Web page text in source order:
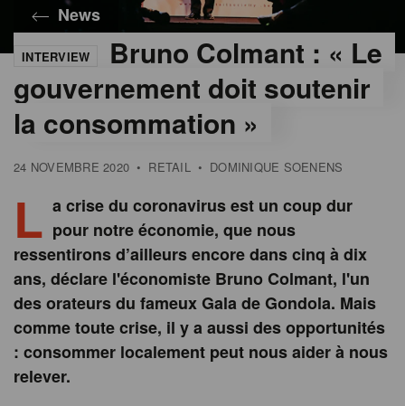
News
INTERVIEW
Bruno Colmant : « Le
gouvernement doit soutenir
la consommation »
24 NOVEMBRE 2020 • RETAIL • DOMINIQUE SOENENS
L a crise du coronavirus est un coup dur
pour notre économie, que nous
ressentirons d’ailleurs encore dans cinq à dix
ans, déclare l'économiste Bruno Colmant, l'un
des orateurs du fameux Gala de Gondola. Mais
comme toute crise, il y a aussi des opportunités
: consommer localement peut nous aider à nous
relever.